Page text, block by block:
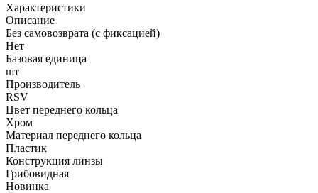
Характеристики
Описание
Без самовозврата (с фиксацией)
Нет
Базовая единица
шт
Производитель
RSV
Цвет переднего кольца
Хром
Материал переднего кольца
Пластик
Конструкция линзы
Грибовидная
Новинка